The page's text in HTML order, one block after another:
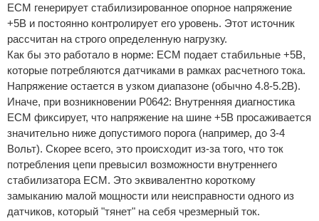
ECM генерирует стабилизированное опорное напряжение
+5В и постоянно контролирует его уровень. Этот источник
рассчитан на строго определенную нагрузку.
Как бы это работало в норме: ECM подает стабильные +5В,
которые потребляются датчиками в рамках расчетного тока.
Напряжение остается в узком диапазоне (обычно 4.8-5.2В).
Иначе, при возникновении P0642: Внутренняя диагностика
ECM фиксирует, что напряжение на шине +5В просаживается
значительно ниже допустимого порога (например, до 3-4
Вольт). Скорее всего, это происходит из-за того, что ток
потребления цепи превысил возможности внутреннего
стабилизатора ECM. Это эквивалентно короткому
замыканию малой мощности или неисправности одного из
датчиков, который "тянет" на себя чрезмерный ток.